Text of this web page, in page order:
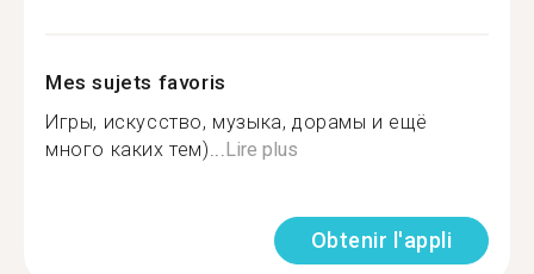
Mes sujets favoris
Игры, искусство, музыка, дорамы и ещё
много каких тем)... Lire plus
Obtenir l'appli